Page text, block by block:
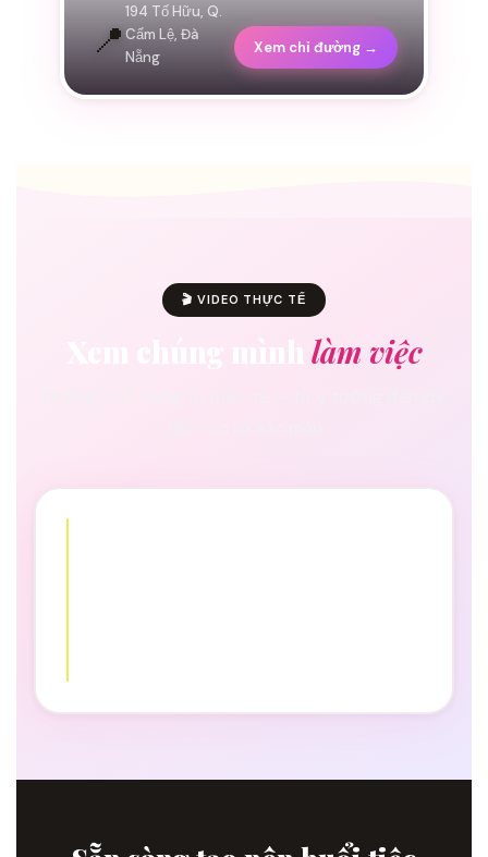
📍
194 Tố Hữu, Q.
Cẩm Lệ, Đà
Nẵng
Xem chỉ đường →
🎬 VIDEO THỰC TẾ
Xem chúng mình làm việc